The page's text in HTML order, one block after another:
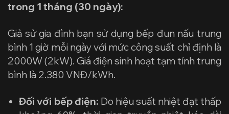
trong 1 tháng (30 ngày):
Giả sử gia đình bạn sử dụng bếp đun nấu trung
bình 1 giờ mỗi ngày với mức công suất chỉ định là
2000W (2kW). Giá điện sinh hoạt tạm tính trung
bình là 2.380 VNĐ/kWh.
Đối với bếp điện: Do hiệu suất nhiệt đạt thấp